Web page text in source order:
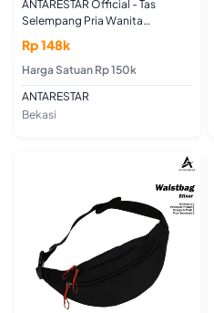
ANTARESTAR Official - Tas
Selempang Pria Wanita
Waistbag Vegas Series Sling bag
Waterproof
Rp 148k
Harga Satuan Rp 150k
ANTARESTAR
Bekasi